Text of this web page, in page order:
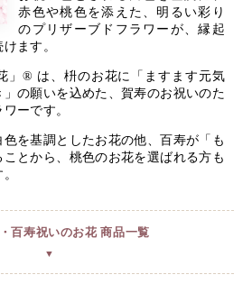
赤色や桃色を添えた、明るい彩り
のプリザーブドフラワーが、縁起
ます。
」® は、枡のお花に「ますます元気
の願いを込めた、賀寿のお祝いのた
ーです。
を基調としたお花の他、百寿が「も
とから、桃色のお花を選ばれる方も
百寿祝いのお花 商品一覧
▼